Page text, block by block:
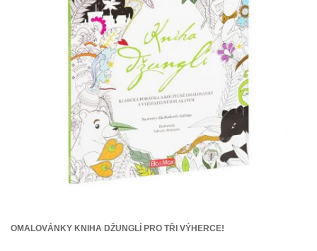
OMALOVÁNKY KNIHA DŽUNGLÍ PRO TŘI VÝHERCE!